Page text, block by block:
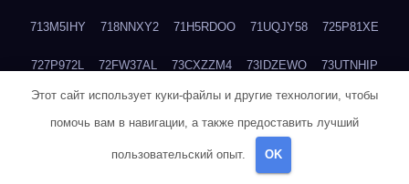
713M5IHY 718NNXY2 71H5RDOO 71UQJY58 725P81XE
727P972L 72FW37AL 73CXZZM4 73IDZEWO 73UTNHIP
73VKAF4E 740HGIUK 745ACL1O 74DPJX4S 74DVDXRM
76BJGQ4F
Этот сайт использует куки-файлы и другие технологии, чтобы
помочь вам в навигации, а также предоставить лучший
пользовательский опыт. OK